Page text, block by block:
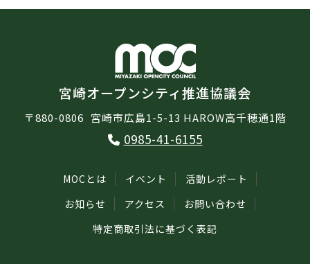
宮崎オープンシティ推進協議会
〒880-0806 宮崎市広島1-5-13 HAROW高千穂通1階
0985-41-6155
MOCとは イベント
活動レポート
お知らせ
アクセス
お問い合わせ
特定商取引法に基づく表記